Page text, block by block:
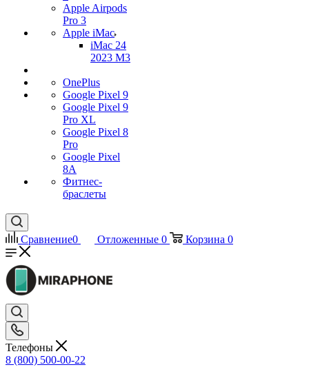
Apple Airpods
Pro 3
Apple iMac
iMac 24
2023 M3
OnePlus
Google Pixel 9
Google Pixel 9
Pro XL
Google Pixel 8
Pro
Google Pixel
8A
Фитнес-
браслеты
Сравнение0 Отложенные 0 Корзина 0
Телефоны
8 (800) 500-00-22